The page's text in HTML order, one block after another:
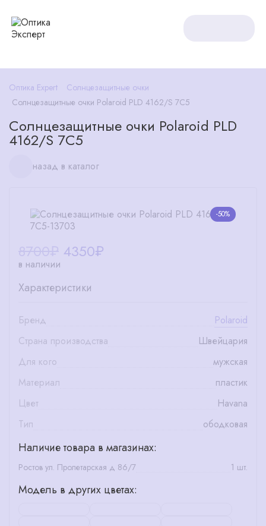
Оптика Expert
Солнцезащитные очки
Солнцезащитные очки Polaroid PLD 4162/S 7C5
Солнцезащитные очки Polaroid PLD
4162/S 7C5
назад в каталог
-50%
4350₽
в наличии
Характеристики
Бренд
Polaroid
Страна производства
Швейцария
Для кого
мужская
Материал
пластик
Цвет
Havana
Тип
ободковая
Наличие товара в магазинах:
Ростов ул. Пролетарская д 86/7 1 шт.
Модель в других цветах: